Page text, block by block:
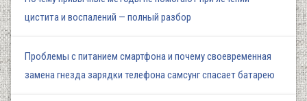
цистита и воспалений — полный разбор
Проблемы с питанием смартфона и почему своевременная
замена гнезда зарядки телефона самсунг спасает батарею